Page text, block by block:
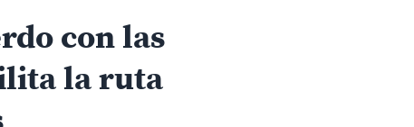
con las
la ruta